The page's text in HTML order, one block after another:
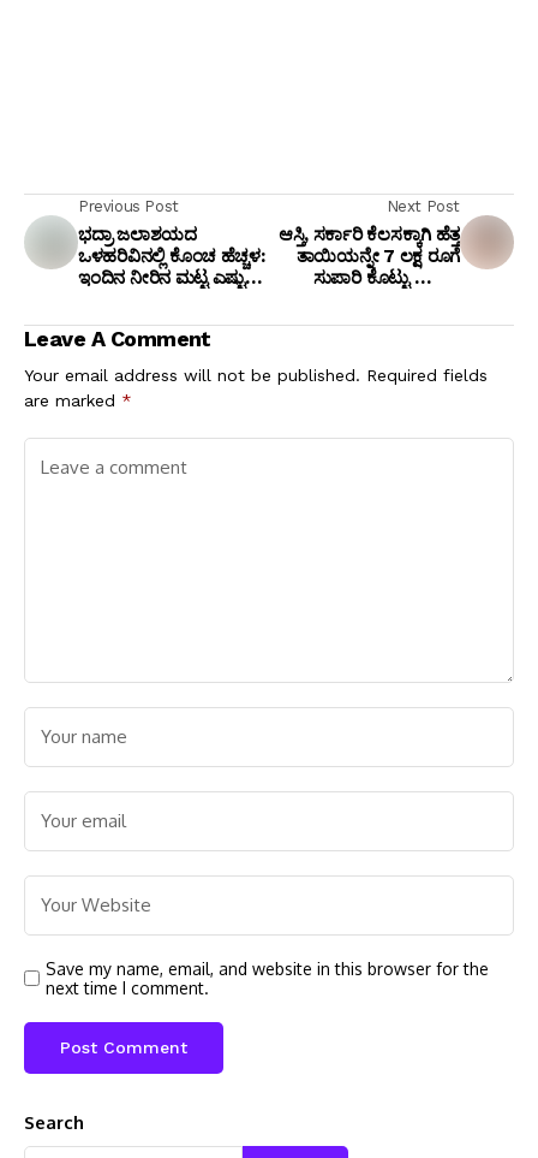
Previous Post
ಭದ್ರಾ ಜಲಾಶಯದ
ಒಳಹರಿವಿನಲ್ಲಿ ಕೊಂಚ ಹೆಚ್ಚಳ:
ಇಂದಿನ ನೀರಿನ ಮಟ್ಟ ಎಷ್ಟು
ರಿಪೋರ್ಟ್!
Next Post
ಆಸ್ತಿ, ಸರ್ಕಾರಿ ಕೆಲಸಕ್ಕಾಗಿ ಹೆತ್ತ
ತಾಯಿಯನ್ನೇ 7 ಲಕ್ಷ ರೂಗೆ
ಸುಪಾರಿ ಕೊಟ್ಟು ಕೊಂದ
ಹರಿಸಿ ಹತ್ಯೆ!
Leave A Comment
Your email address will not be published. Required fields
are marked *
Save my name, email, and website in this browser for the
next time I comment.
Search